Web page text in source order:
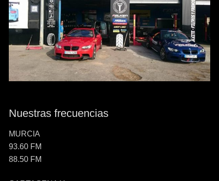
Nuestras frecuencias
MURCIA
93.60 FM
88.50 FM